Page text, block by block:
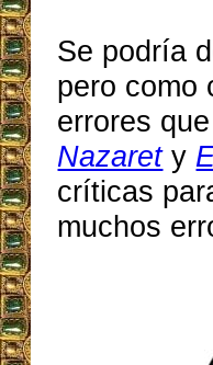
Se podría
pero como
errores que
Nazarety
críticas
muchos